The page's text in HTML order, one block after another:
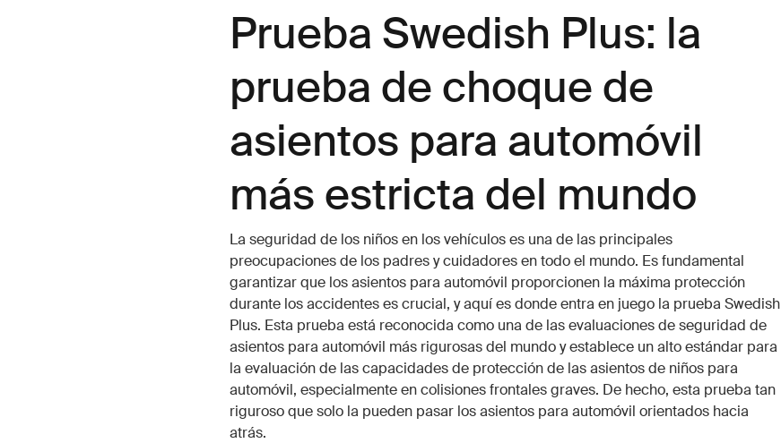
Prueba Swedish Plus: la
prueba de choque de
asientos para automóvil
más estricta del mundo
La seguridad de los niños en los vehículos es una de las principales
preocupaciones de los padres y cuidadores en todo el mundo. Es fundamental
garantizar que los asientos para automóvil proporcionen la máxima protección
durante los accidentes es crucial, y aquí es donde entra en juego la prueba Swedish
Plus. Esta prueba está reconocida como una de las evaluaciones de seguridad de
asientos para automóvil más rigurosas del mundo y establece un alto estándar para
la evaluación de las capacidades de protección de las asientos de niños para
automóvil, especialmente en colisiones frontales graves. De hecho, esta prueba tan
riguroso que solo la pueden pasar los asientos para automóvil orientados hacia
atrás.